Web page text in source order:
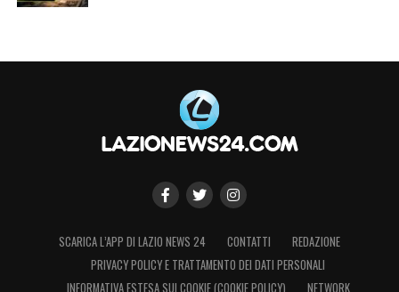
SCARICA L’APP DI LAZIO NEWS 24 CONTATTI
REDAZIONE
PRIVACY POLICY E TRATTAMENTO DEI DATI PERSONALI
INFORMATIVA ESTESA SUI COOKIE (COOKIE POLICY)
NETWORK